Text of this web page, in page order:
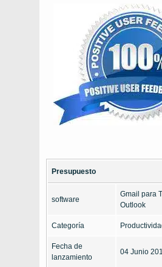
Presupuesto
software
Gmail para
Outlook
Categoría
Fecha de
lanzamiento
04 Junio